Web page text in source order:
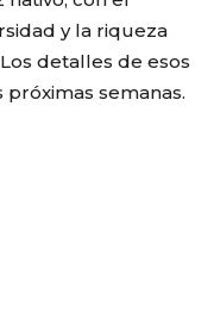
y la riqueza
detalles de esos
semanas.